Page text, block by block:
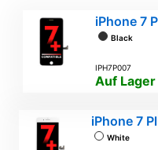
iPhone 7
Black
IPH7P007
Auf Lager
iPhone 7
White